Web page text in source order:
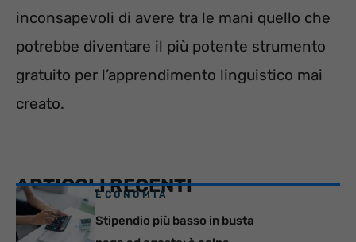
inconsapevoli di avere tra le mani quello che
potrebbe diventare il più potente strumento
gratuito per l’apprendimento linguistico mai
creato.
ARTICOLI RECENTI
ECONOMIA
Stipendio più basso in busta